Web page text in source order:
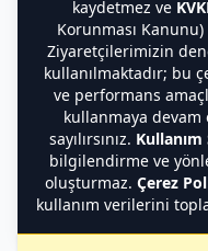
kaydetmez ve
Korunması
Ziyaretçilerimizin
kullanılmaktadır; bu
ve performans
kullanmaya devam
sayılırsınız. Kullanım
bilgilendirme ve
oluşturmaz. Çerez
kullanım verilerini